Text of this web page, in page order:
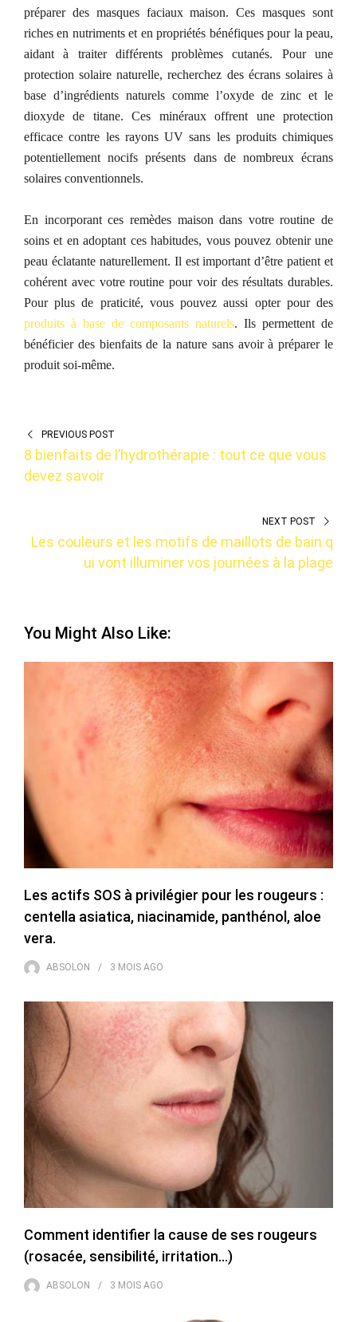
préparer des masques faciaux maison. Ces masques sont
riches en nutriments et en propriétés bénéfiques pour la peau,
aidant à traiter différents problèmes cutanés. Pour une
protection solaire naturelle, recherchez des écrans solaires à
base d’ingrédients naturels comme l’oxyde de zinc et le
dioxyde de titane. Ces minéraux offrent une protection
efficace contre les rayons UV sans les produits chimiques
potentiellement nocifs présents dans de nombreux écrans
solaires conventionnels.
En incorporant ces remèdes maison dans votre routine de
soins et en adoptant ces habitudes, vous pouvez obtenir une
peau éclatante naturellement. Il est important d’être patient et
cohérent avec votre routine pour voir des résultats durables.
Pour plus de praticité, vous pouvez aussi opter pour des
produits à base de composants naturels. Ils permettent de
bénéficier des bienfaits de la nature sans avoir à préparer le
produit soi-même.
PREVIOUS POST
8 bienfaits de l’hydrothérapie : tout ce que vous
devez savoir
NEXT POST
Les couleurs et les motifs de maillots de bain q
ui vont illuminer vos journées à la plage
You Might Also Like:
Les actifs SOS à privilégier pour les rougeurs :
centella asiatica, niacinamide, panthénol, aloe
vera.
ABSOLON 3 MOIS AGO
Comment identifier la cause de ses rougeurs
(rosacée, sensibilité, irritation…)
ABSOLON 3 MOIS AGO